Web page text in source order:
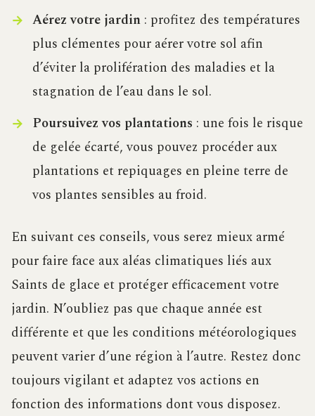
Aérez votre jardin: profitez des températures
plus clémentes pour aérer votre sol afin
d’éviter la prolifération des maladies et la
stagnation de l’eau dans le sol.
Poursuivez vos plantations : une fois le risque
de gelée écarté, vous pouvez procéder aux
plantations et repiquages en pleine terre de
vos plantes sensibles au froid.
En suivant ces conseils, vous serez mieux armé
pour faire face aux aléas climatiques liés aux
Saints de glace et protéger efficacement votre
jardin. N’oubliez pas que chaque année est
différente et que les conditions météorologiques
peuvent varier d’une région à l’autre. Restez donc
toujours vigilant et adaptez vos actions en
fonction des informations dont vous disposez.